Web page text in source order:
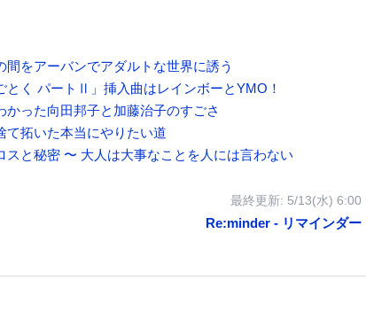
をアーバンでアダルトな世界に誘う
とく パートⅡ」挿入曲はレインボーとYMO！
った向田邦子と加藤治子のすごさ
て拓いた本当にやりたい道
と秘密 〜 大人は大事なことを人には言わない
最終更新: 5/13(水) 6:00
Re:minder - リマインダー